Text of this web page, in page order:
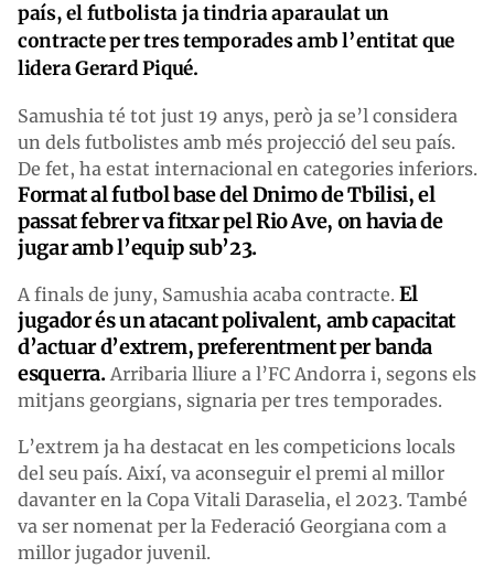
país, el futbolista ja tindria aparaulat un
contracte per tres temporades amb l’entitat que
lidera Gerard Piqué.
Samushia té tot just 19 anys, però ja se’l considera
un dels futbolistes amb més projecció del seu país.
De fet, ha estat internacional en categories inferiors.
Format al futbol base del Dnimo de Tbilisi, el
passat febrer va fitxar pel Rio Ave, on havia de
jugar amb l’equip sub’23.
A finals de juny, Samushia acaba contracte. El
jugador és un atacant polivalent, amb capacitat
d’actuar d’extrem, preferentment per banda
esquerra.Arribaria lliure a l’FC Andorra i, segons els
mitjans georgians, signaria per tres temporades.
L’extrem ja ha destacat en les competicions locals
del seu país. Així, va aconseguir el premi al millor
davanter en la Copa Vitali Daraselia, el 2023. També
va ser nomenat per la Federació Georgiana com a
millor jugador juvenil.